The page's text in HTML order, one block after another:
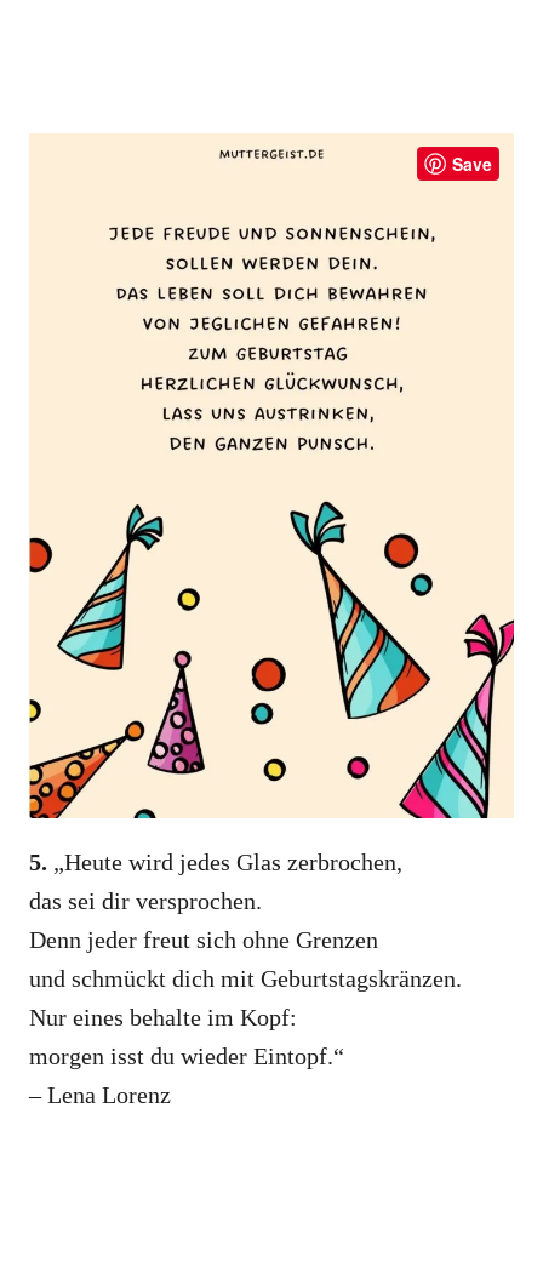
Save
5. „Heute wird jedes Glas zerbrochen,
das sei dir versprochen.
Denn jeder freut sich ohne Grenzen
und schmückt dich mit Geburtstagskränzen.
Nur eines behalte im Kopf:
morgen isst du wieder Eintopf.“
– Lena Lorenz